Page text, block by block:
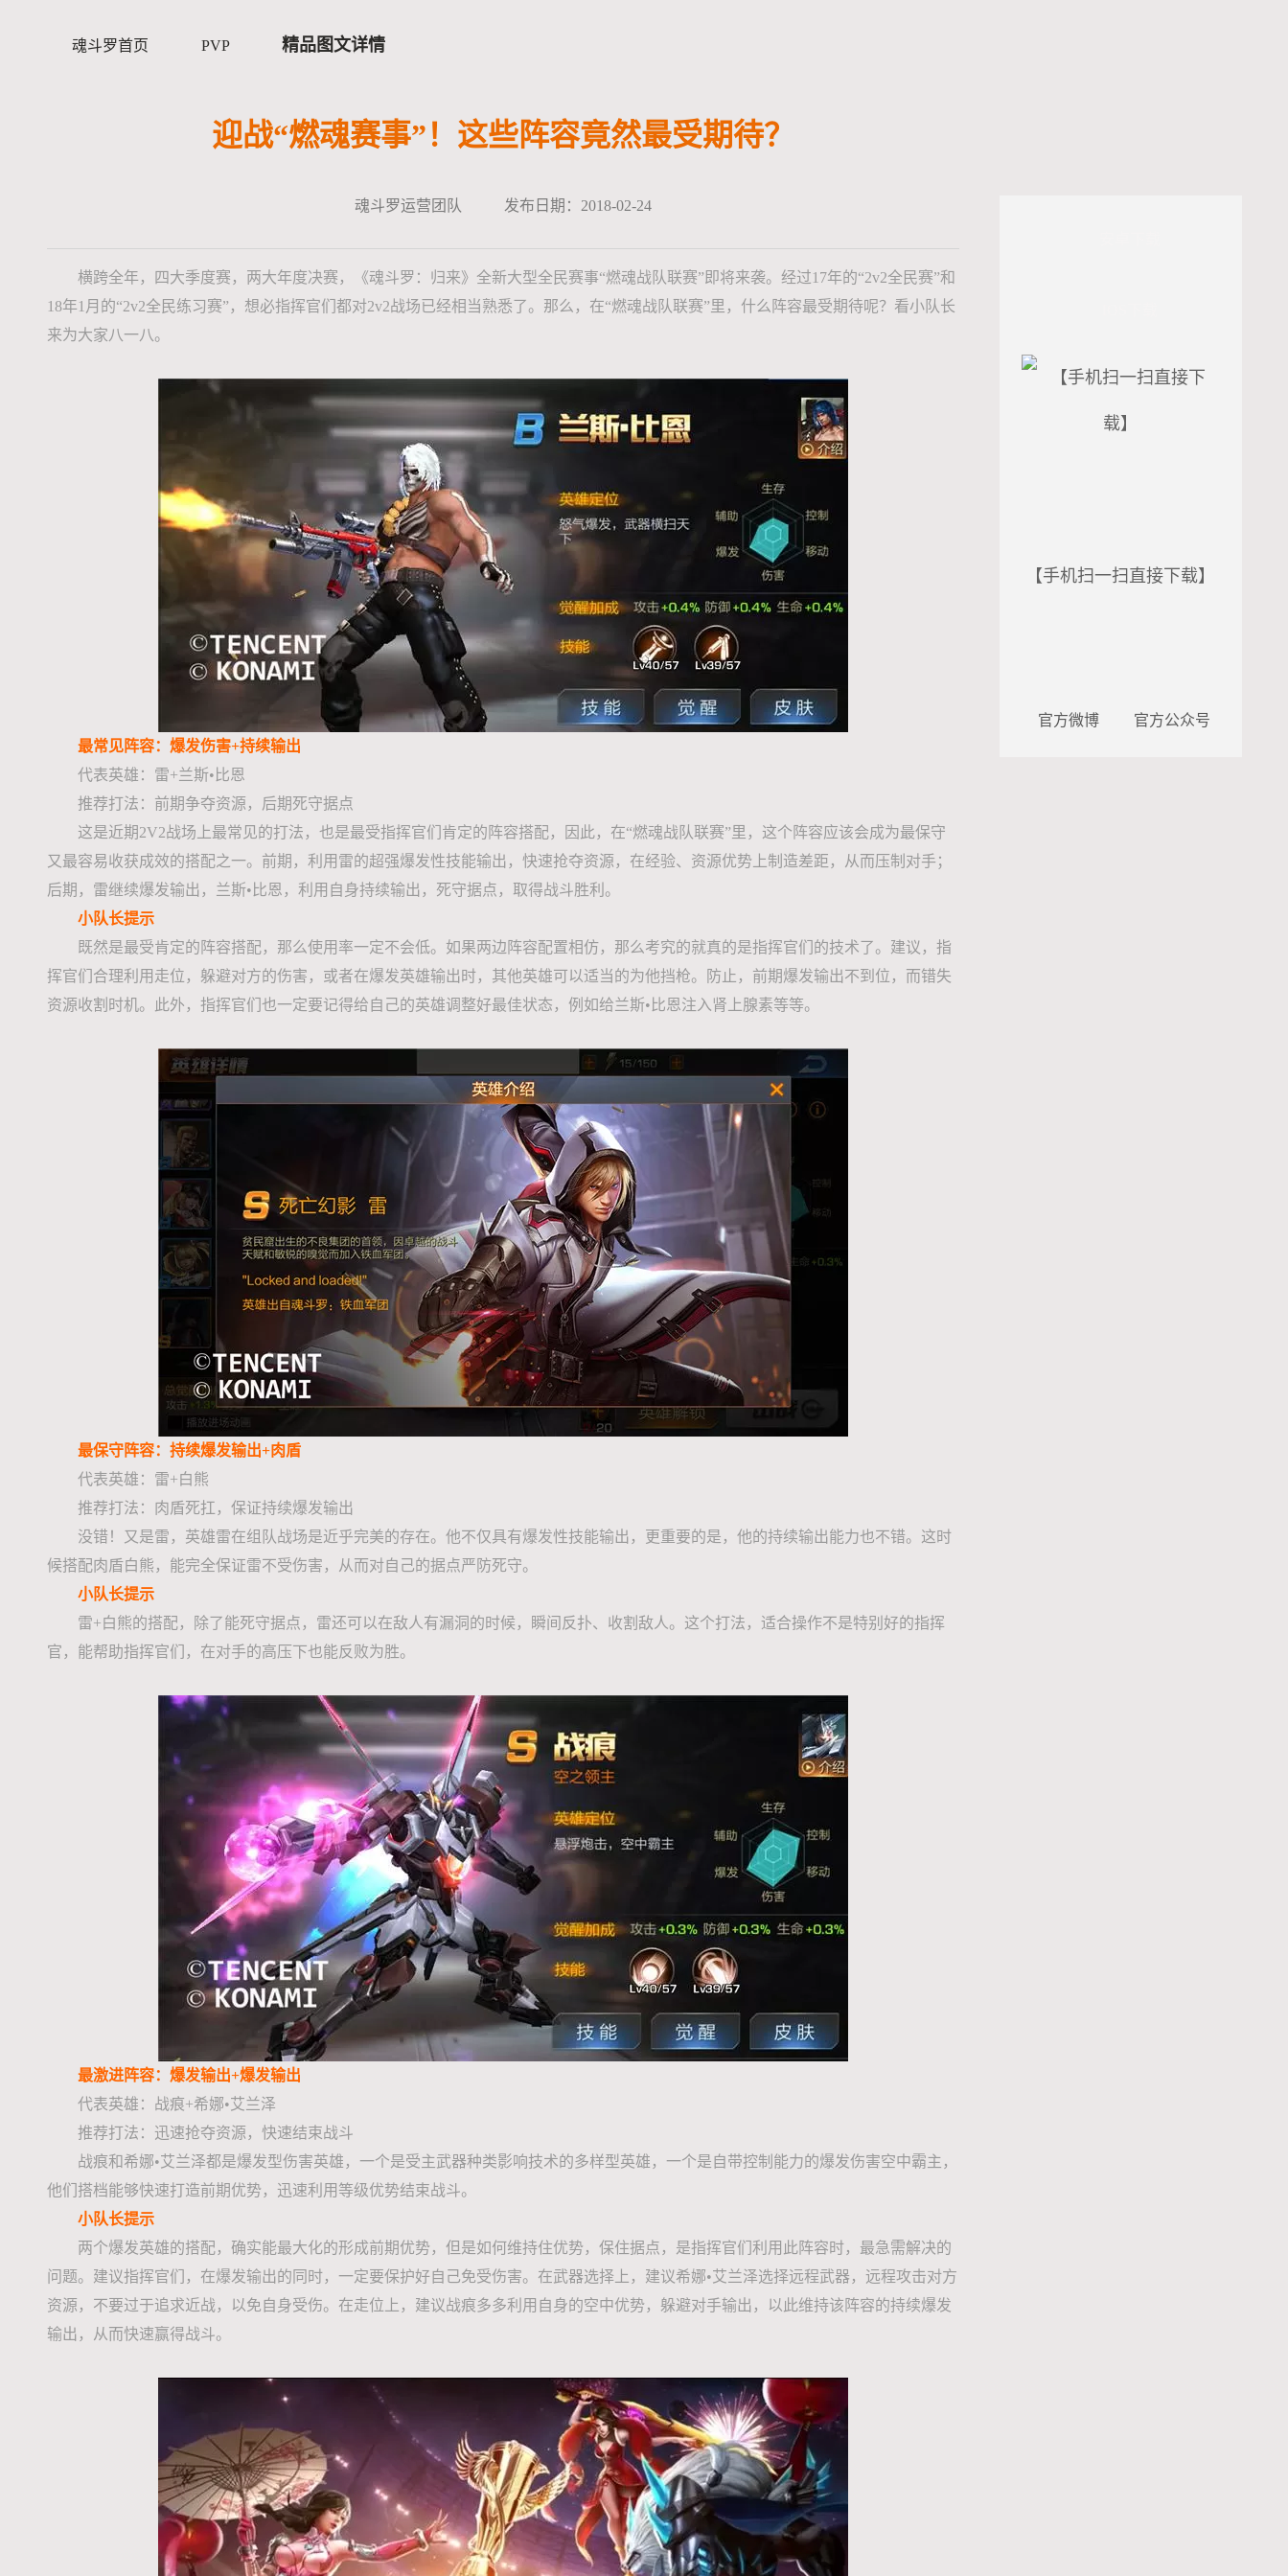
【手机扫一扫直接下载】
官方微博 官方公众号
魂斗罗首页 PVP 精品图文详情
迎战“燃魂赛事”！这些阵容竟然最受期待？
魂斗罗运营团队 发布日期：2018-02-24
横跨全年，四大季度赛，两大年度决赛，《魂斗罗：归来》全新大型全民赛事“燃魂战队联赛”即将来袭。经过17年的“2v2全民赛”和
18年1月的“2v2全民练习赛”，想必指挥官们都对2v2战场已经相当熟悉了。那么，在“燃魂战队联赛”里，什么阵容最受期待呢？看小队长
来为大家八一八。
最常见阵容：爆发伤害+持续输出
代表英雄：雷+兰斯•比恩
推荐打法：前期争夺资源，后期死守据点
这是近期2V2战场上最常见的打法，也是最受指挥官们肯定的阵容搭配，因此，在“燃魂战队联赛”里，这个阵容应该会成为最保守
又最容易收获成效的搭配之一。前期，利用雷的超强爆发性技能输出，快速抢夺资源，在经验、资源优势上制造差距，从而压制对手；
后期，雷继续爆发输出，兰斯•比恩，利用自身持续输出，死守据点，取得战斗胜利。
小队长提示
既然是最受肯定的阵容搭配，那么使用率一定不会低。如果两边阵容配置相仿，那么考究的就真的是指挥官们的技术了。建议，指
挥官们合理利用走位，躲避对方的伤害，或者在爆发英雄输出时，其他英雄可以适当的为他挡枪。防止，前期爆发输出不到位，而错失
资源收割时机。此外，指挥官们也一定要记得给自己的英雄调整好最佳状态，例如给兰斯•比恩注入肾上腺素等等。
最保守阵容：持续爆发输出+肉盾
代表英雄：雷+白熊
推荐打法：肉盾死扛，保证持续爆发输出
没错！又是雷，英雄雷在组队战场是近乎完美的存在。他不仅具有爆发性技能输出，更重要的是，他的持续输出能力也不错。这时
候搭配肉盾白熊，能完全保证雷不受伤害，从而对自己的据点严防死守。
小队长提示
雷+白熊的搭配，除了能死守据点，雷还可以在敌人有漏洞的时候，瞬间反扑、收割敌人。这个打法，适合操作不是特别好的指挥
官，能帮助指挥官们，在对手的高压下也能反败为胜。
最激进阵容：爆发输出+爆发输出
代表英雄：战痕+希娜•艾兰泽
推荐打法：迅速抢夺资源，快速结束战斗
战痕和希娜•艾兰泽都是爆发型伤害英雄，一个是受主武器种类影响技术的多样型英雄，一个是自带控制能力的爆发伤害空中霸主，
他们搭档能够快速打造前期优势，迅速利用等级优势结束战斗。
小队长提示
两个爆发英雄的搭配，确实能最大化的形成前期优势，但是如何维持住优势，保住据点，是指挥官们利用此阵容时，最急需解决的
问题。建议指挥官们，在爆发输出的同时，一定要保护好自己免受伤害。在武器选择上，建议希娜•艾兰泽选择远程武器，远程攻击对方
资源，不要过于追求近战，以免自身受伤。在走位上，建议战痕多多利用自身的空中优势，躲避对手输出，以此维持该阵容的持续爆发
输出，从而快速赢得战斗。